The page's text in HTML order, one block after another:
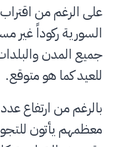
على الرغم من
السورية ركوداً غير
جميع المدن
للعيد كما هو متوقع.
بالرغم من ارتفاع
معظمهم يأتون